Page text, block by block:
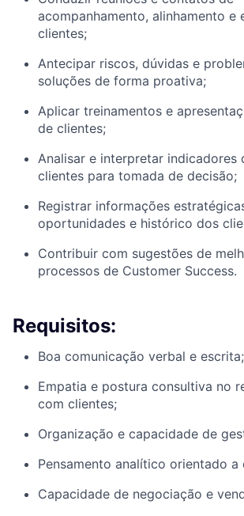
acompanhamento, alinhamento e
clientes;
Antecipar riscos, dúvidas e
soluções de forma proativa;
Aplicar treinamentos e
de clientes;
Analisar e interpretar indicadores
clientes para tomada de decisão;
Registrar informações
oportunidades e histórico dos
Contribuir com sugestões de
processos de Customer Success.
Requisitos:
Boa comunicação verbal e escrita;
Empatia e postura consultiva no
com clientes;
Organização e capacidade de
Pensamento analítico orientado a
Capacidade de negociação e